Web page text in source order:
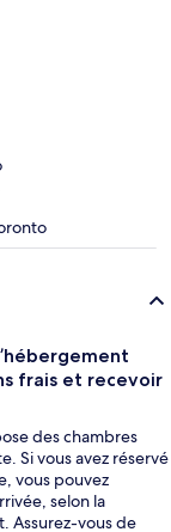
frais et recevoir
des chambres
Si vous avez réservé
vous pouvez
selon la
Assurez-vous de